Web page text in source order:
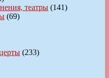
театры (141)
(69)
(233)